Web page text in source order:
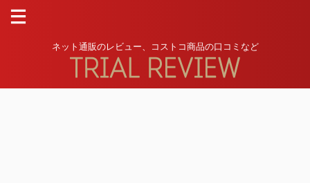
ネット通販のレビュー、コストコ商品の口コミなど